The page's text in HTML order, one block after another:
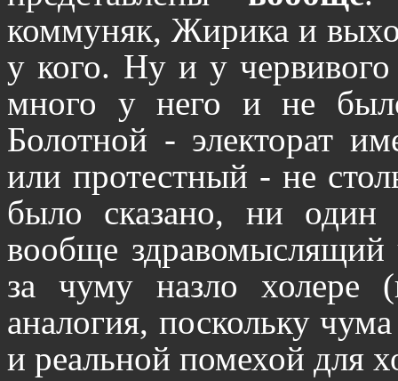
коммуняк, Жирика и
у кого. Ну и у
много у него и не
Болотной - электорат
или протестный - не
было сказано, ни один
вообще здравомыслящий
за чуму назло холере
аналогия, поскольку
и реальной помехой для